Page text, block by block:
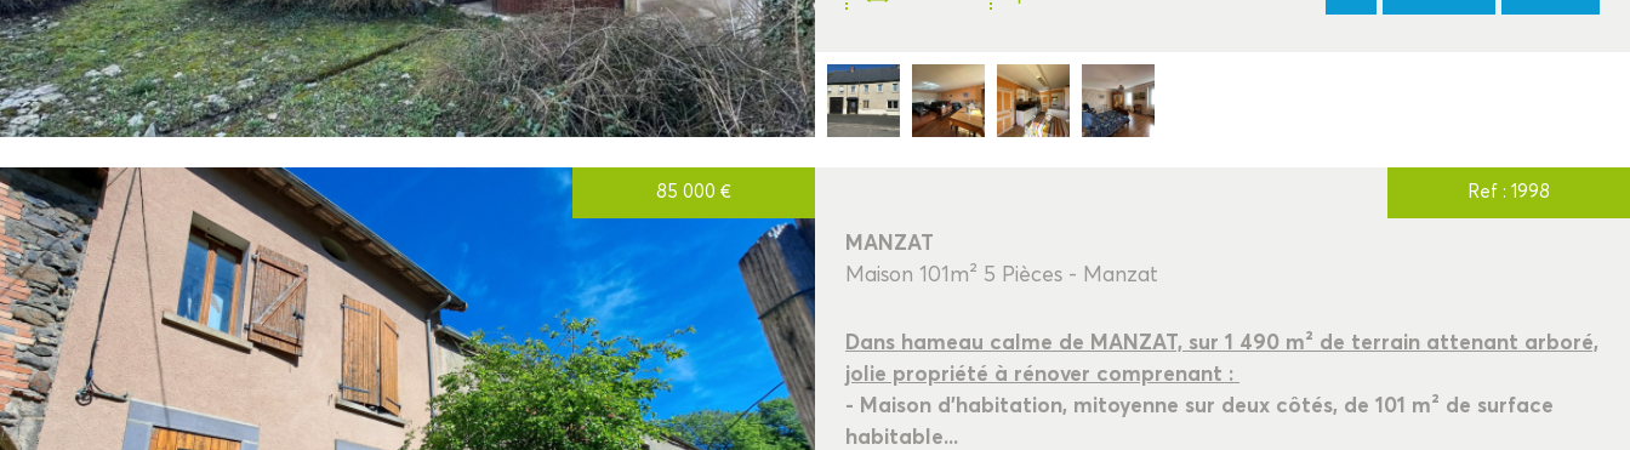
85 000 € Ref : 1998
MANZAT
Maison 101m² 5 Pièces - Manzat
Dans hameau calme de MANZAT, sur 1 490 m² de terrain attenant arboré,
jolie propriété à rénover comprenant :
- Maison d'habitation, mitoyenne sur deux côtés, de 101 m² de surface
habitable...